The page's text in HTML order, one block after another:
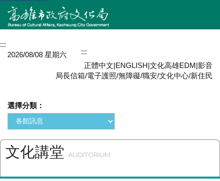
:::
:::
2026/08/08 星期六
正體中文|ENGLISH|文化高雄EDM|影音
局長信箱/電子護照/無障礙/職安/文化中心/新住民
選擇分類：
文化講堂 AUDITORIUM